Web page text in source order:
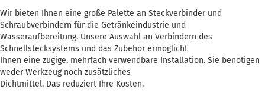
Wir bieten Ihnen eine große Palette an Steckverbinder und
Schraubverbindern für die Getränkeindustrie und
Wasseraufbereitung. Unsere Auswahl an Verbindern des
Schnellstecksystems und das Zubehör ermöglicht
Ihnen eine zügige, mehrfach verwendbare Installation. Sie benötigen
weder Werkzeug noch zusätzliches
Dichtmittel. Das reduziert Ihre Kosten.